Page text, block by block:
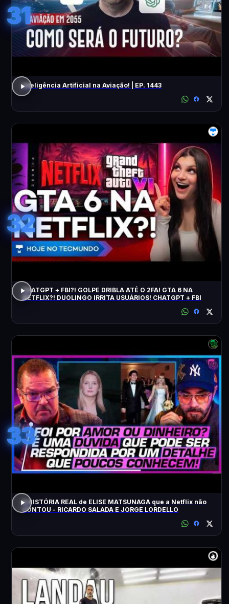
31
Inteligência Artificial na Aviação! | EP. 1443
32
CHATGPT + FBI?! GOLPE DRIBLA ATÉ O 2FA! GTA 6 NA
NETFLIX?! DUOLINGO IRRITA USUÁRIOS! CHATGPT + FBI
33
A HISTÓRIA REAL de ELISE MATSUNAGA que a Netflix não
CONTOU - RICARDO SALADA E JORGE LORDELLO